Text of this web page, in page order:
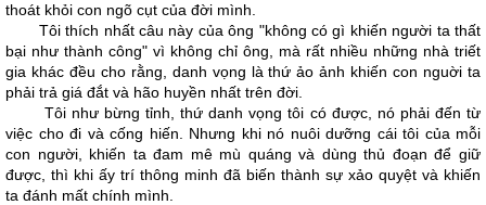
thoát khỏi con ngõ cụt của đời mình.
Tôi thích nhất câu này của ông "không có gì khiến người ta thất
bại như thành công" vì không chỉ ông, mà rất nhiều những nhà triết
gia khác đều cho rằng, danh vọng là thứ ảo ảnh khiến con nguời ta
phải trả giá đắt và hão huyền nhất trên đời.
Tôi như bừng tỉnh, thứ danh vọng tôi có được, nó phải đến từ
việc cho đi và cống hiến. Nhưng khi nó nuôi dưỡng cái tôi của mỗi
con người, khiến ta đam mê mù quáng và dùng thủ đoạn để giữ
được, thì khi ấy trí thông minh đã biến thành sự xảo quyệt và khiến
ta đánh mất chính mình.